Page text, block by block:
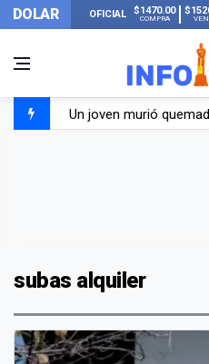
DOLAR OFICIAL $1470.00
COMPRA
Un joven murió
subas alquiler